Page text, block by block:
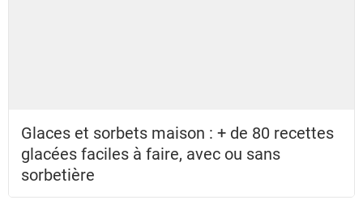
Glaces et sorbets maison : + de 80 recettes
glacées faciles à faire, avec ou sans
sorbetière